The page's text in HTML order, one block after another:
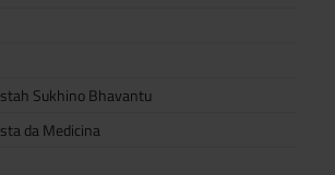
Sukhino Bhavantu
da Medicina